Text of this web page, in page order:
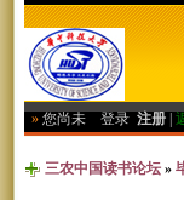
» 您尚未 登录 注册
三农中国读书论坛 »